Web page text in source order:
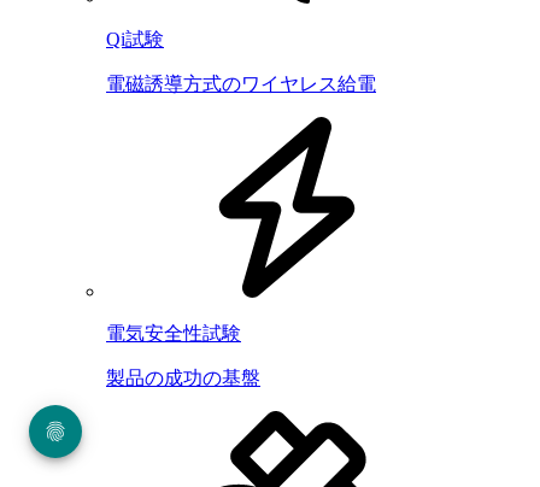
Qi試験
電磁誘導方式のワイヤレス給電
電気安全性試験
製品の成功の基盤